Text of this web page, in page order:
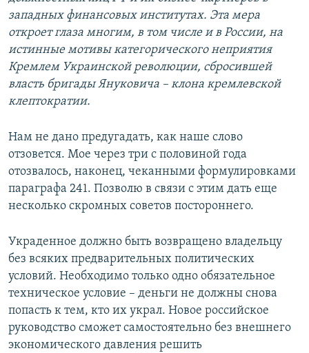
западных финансовых институтах. Эта мера
откроет глаза многим, в том числе и в России, на
истинные мотивы категорического неприятия
Кремлем Украинской революции, сбросившей
власть бригады Януковича – клона кремлевской
клептократии.
Нам не дано предугадать, как наше слово
отзовется. Мое через три с половиной года
отозвалось, наконец, чеканными формулировками
параграфа 241. Позволю в связи с этим дать еще
несколько скромных советов постороннего.
Украденное должно быть возвращено владельцу
без всяких предварительных политических
условий. Необходимо только одно обязательное
техническое условие – деньги не должны снова
попасть к тем, кто их украл. Новое российское
руководство сможет самостоятельно без внешнего
экономического давления решить